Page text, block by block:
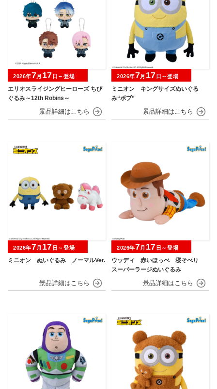
エリオスライジングヒーローズ ちび
ぐるみ～12th Robins～
2026年7月 17 日～登場
ミニオン キングサイズぬいぐる
み“ボブ”
2026年7月 17 日～登場
ミニオン ぬいぐるみ ノーマルVer.
2026年7月 17 日～登場
ウッディ 赤いほっぺ 寝そべり
スーパーラージぬいぐるみ
2026年7月 17 日～登場